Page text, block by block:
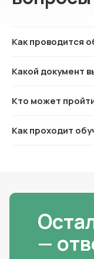
Как проводится
Какой документ
Кто может
Как проходит
—